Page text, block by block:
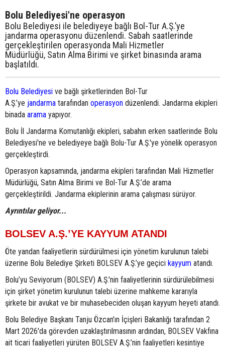
Bolu Belediyesi'ne operasyon
Bolu Belediyesi ile belediyeye bağlı Bol-Tur A.Ş.’ye
jandarma operasyonu düzenlendi. Sabah saatlerinde
gerçekleştirilen operasyonda Mali Hizmetler
Müdürlüğü, Satın Alma Birimi ve şirket binasında arama
başlatıldı.
Bolu Belediyesi ve bağlı şirketlerinden Bol-Tur
A.Ş.’ye jandarma tarafından operasyon düzenlendi. Jandarma ekipleri
binada arama yapıyor.
Bolu İl Jandarma Komutanlığı ekipleri, sabahın erken saatlerinde Bolu
Belediyesi'ne ve belediyeye bağlı Bolu-Tur A.Ş.'ye yönelik operasyon
gerçekleştirdi.
Operasyon kapsamında, jandarma ekipleri tarafından Mali Hizmetler
Müdürlüğü, Satın Alma Birimi ve Bol-Tur A.Ş.’de arama
gerçekleştirildi. Jandarma ekiplerinin arama çalışması sürüyor.
Ayrıntılar geliyor...
BOLSEV A.Ş.’YE KAYYUM ATANDI
Öte yandan faaliyetlerin sürdürülmesi için yönetim kurulunun talebi
üzerine Bolu Belediye Şirketi BOLSEV A.Ş.’ye geçici kayyum atandı.
Bolu’yu Seviyorum (BOLSEV) A.Ş.'nin faaliyetlerinin sürdürülebilmesi
için şirket yönetim kurulunun talebi üzerine mahkeme kararıyla
şirkete bir avukat ve bir muhasebeciden oluşan kayyum heyeti atandı.
Bolu Belediye Başkanı Tanju Özcan’ın İçişleri Bakanlığı tarafından 2
Mart 2026'da görevden uzaklaştırılmasının ardından, BOLSEV Vakfına
ait ticari faaliyetleri yürüten BOLSEV A.Ş.’nin faaliyetleri kesintiye